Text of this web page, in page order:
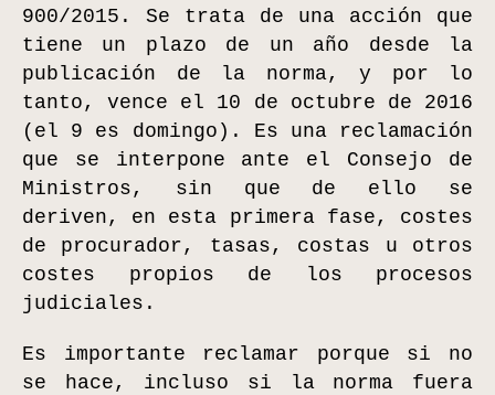
900/2015. Se trata de una acción que
tiene un plazo de un año desde la
publicación de la norma, y por lo
tanto, vence el 10 de octubre de 2016
(el 9 es domingo). Es una reclamación
que se interpone ante el Consejo de
Ministros, sin que de ello se
deriven, en esta primera fase, costes
de procurador, tasas, costas u otros
costes propios de los procesos
judiciales.
Es importante reclamar porque si no
se hace, incluso si la norma fuera